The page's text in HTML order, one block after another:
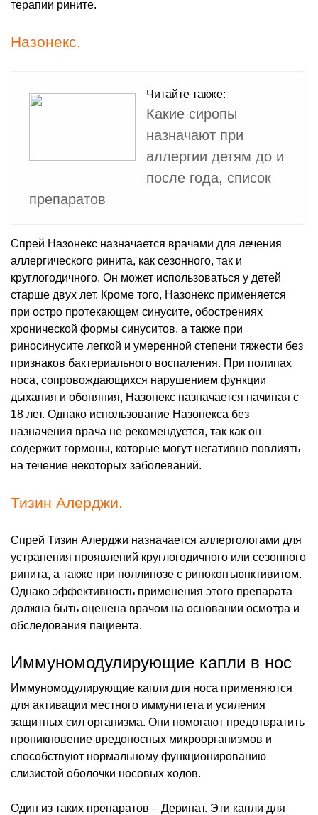
терапии рините.
Назонекс.
Читайте также:
Какие сиропы
назначают при
аллергии детям до и
после года, список
препаратов
Спрей Назонекс назначается врачами для лечения
аллергического ринита, как сезонного, так и
круглогодичного. Он может использоваться у детей
старше двух лет. Кроме того, Назонекс применяется
при остро протекающем синусите, обострениях
хронической формы синуситов, а также при
риносинусите легкой и умеренной степени тяжести без
признаков бактериального воспаления. При полипах
носа, сопровождающихся нарушением функции
дыхания и обоняния, Назонекс назначается начиная с
18 лет. Однако использование Назонекса без
назначения врача не рекомендуется, так как он
содержит гормоны, которые могут негативно повлиять
на течение некоторых заболеваний.
Тизин Алерджи.
Спрей Тизин Алерджи назначается аллергологами для
устранения проявлений круглогодичного или сезонного
ринита, а также при поллинозе с риноконъюнктивитом.
Однако эффективность применения этого препарата
должна быть оценена врачом на основании осмотра и
обследования пациента.
Иммуномодулирующие капли в нос
Иммуномодулирующие капли для носа применяются
для активации местного иммунитета и усиления
защитных сил организма. Они помогают предотвратить
проникновение вредоносных микроорганизмов и
способствуют нормальному функционированию
слизистой оболочки носовых ходов.
Один из таких препаратов – Деринат. Эти капли для